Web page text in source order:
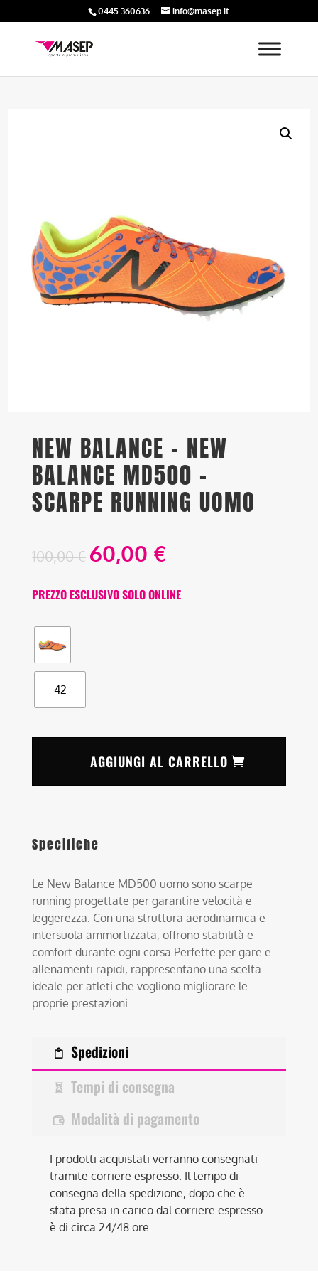
0445 360636 info@masep.it
NEW BALANCE – NEW
BALANCE MD500 –
SCARPE RUNNING UOMO
100,00€ 60,00 €
PREZZO ESCLUSIVO SOLO ONLINE
42
AGGIUNGI AL CARRELLO
Specifiche
Le New Balance MD500 uomo sono scarpe
running progettate per garantire velocità e
leggerezza. Con una struttura aerodinamica e
intersuola ammortizzata, offrono stabilità e
comfort durante ogni corsa.Perfette per gare e
allenamenti rapidi, rappresentano una scelta
ideale per atleti che vogliono migliorare le
proprie prestazioni.
Spedizioni
Tempi di consegna
Modalità di pagamento
I prodotti acquistati verranno consegnati
tramite corriere espresso. Il tempo di
consegna della spedizione, dopo che è
stata presa in carico dal corriere espresso
è di circa 24/48 ore.